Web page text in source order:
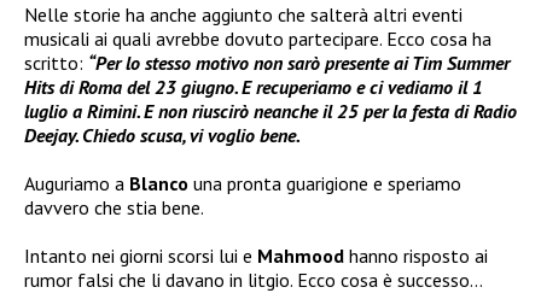
Nelle storie ha anche aggiunto che salterà altri eventi
musicali ai quali avrebbe dovuto partecipare. Ecco cosa ha
scritto: “Per lo stesso motivo non sarò presente ai Tim Summer
Hits di Roma del 23 giugno. E recuperiamo e ci vediamo il 1
luglio a Rimini. E non riuscirò neanche il 25 per la festa di Radio
Deejay. Chiedo scusa, vi voglio bene.
Auguriamo a Blanco una pronta guarigione e speriamo
davvero che stia bene.
Intanto nei giorni scorsi lui e Mahmood hanno risposto ai
rumor falsi che li davano in litgio. Ecco cosa è successo…